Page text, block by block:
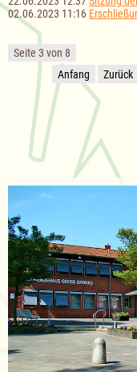
02.06.2023 11:16
Seite 3 von 8
Anfang
Zurück